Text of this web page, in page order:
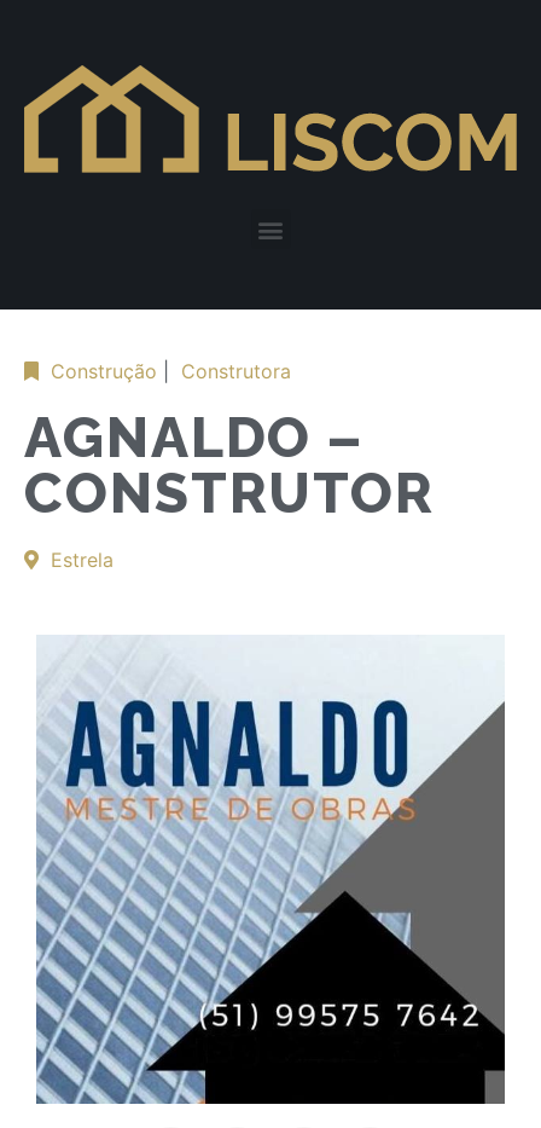
Construção Construtora
AGNALDO –
CONSTRUTOR
Estrela